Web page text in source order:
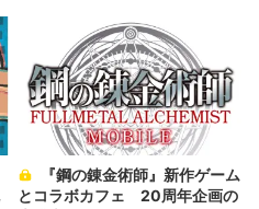
とコラボカフェ 20周年企画の